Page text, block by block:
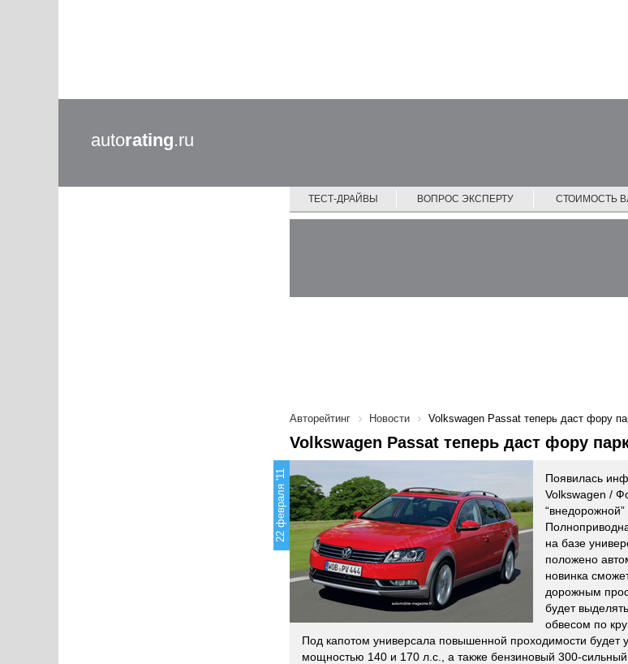
autorating.ru
ТЕСТ-ДРАЙВЫ ВОПРОС ЭКСПЕРТУ СТОИМОСТЬ
Авторейтинг Новости Volkswagen Passat теперь даст фору
Volkswagen Passat теперь даст фору
22 февраля '11
Появилась
Volkswagen /
на базе
положено
новинка
дорожным
будет
обвесом по
Под капотом универсала повышенной проходимости будет
мощностью 140 и 170 л.с., а также бензиновый 300-сильный